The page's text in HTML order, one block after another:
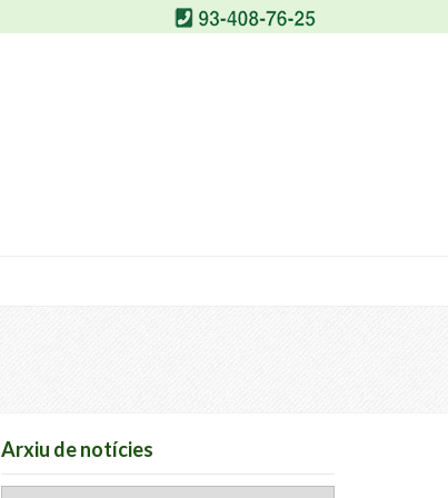
Arxiu de notícies